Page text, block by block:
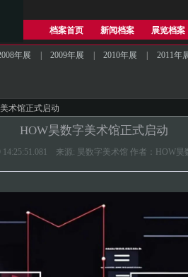
档案首页 新闻档案 展览档案
年展 2009年展 2010年展 2011年
术馆正式启动
HOW昊数字美术馆正式启动
14:25:51.081 来源: 昊数字美术馆 作者：HOW昊